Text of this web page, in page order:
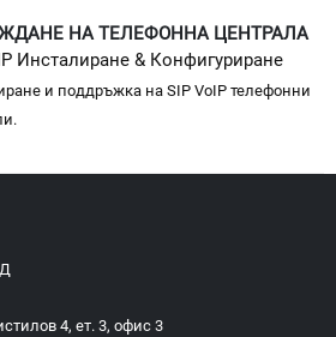
НА ТЕЛЕФОННА ЦЕНТРАЛА
Инсталиране & Конфигуриране
и поддръжка на SIP VoIP телефонни
4, ет. 3, офис 3